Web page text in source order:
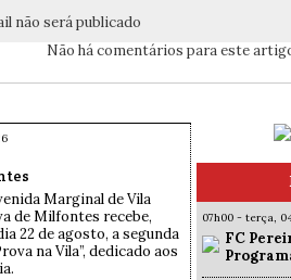
não será publicado
Não há comentários para este
Marginal de Vila
de Milfontes recebe,
22 de agosto, a segunda
na Vila”, dedicado aos
07h00 - terça,
FC